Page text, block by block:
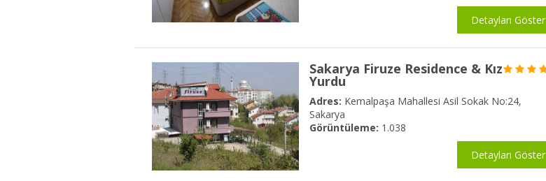
Detayları Göster
Sakarya Firuze Residence & Kız
Yurdu
Adres: Kemalpaşa Mahallesi Asil Sokak No:24,
Sakarya
Görüntüleme: 1.038
Detayları Göster